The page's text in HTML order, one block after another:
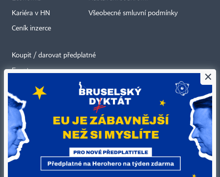
Kariéra v HN
Ceník inzerce
Všeobecné smluvní podmínky
Koupit / darovat předplatné
Eventy
Newslettery
RSS kanály
Autorská práva vykonává vydavatel. Bez písemného svolení vydavatele je
zakázáno jakékoli užití částí nebo celku díla, zejména rozmnožování a šíření
jakýmkoli způsobem, mechanickým nebo elektronickým, v českém nebo
jiném jazyce. Bez souhlasu vydavatele je zakázáno též rozmnožování
obsahu pro účely automatizované analýzy textů nebo dat
×